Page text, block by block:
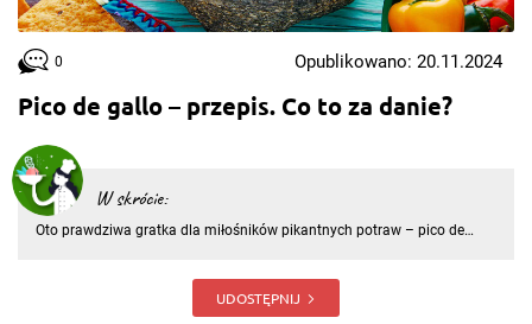
Pico de gallo – przepis. Co to za danie?
W skrócie:
Oto prawdziwa gratka dla miłośników pikantnych potraw – pico de
smaków, który można zrobić w domu i podawać do wielu różny
UDOSTĘPNIJ
0 Opublikowano: 20.11.2024